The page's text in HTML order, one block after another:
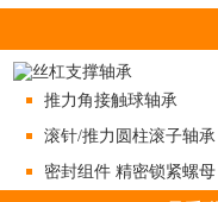
推力角接触球轴承
滚针/推力圆柱滚子轴承
密封组件 精密锁紧螺母